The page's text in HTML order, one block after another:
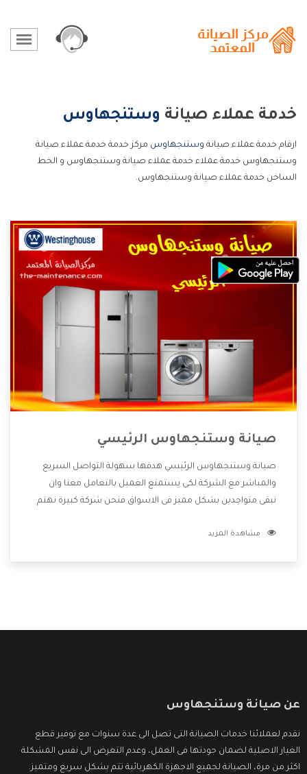
خدمة عملاء صيانة وستنجهاوس
ارقام خدمة عملاء صيانة وستنجهاوس مركز خدمة خدمة عملاء صيانة
وستنجهاوس خدمة عملاء خدمة عملاء صيانة وستنجهاوس و الخط
الساخن خدمة عملاء صيانة وستنجهاوس.
صيانة وستنجهاوس الرئيسي
صيانة وستنجهاوس الرئيسي هدفها سهولة التواصل السريع
والمباشر مع الشركة لكى يستمتع العميل بالتعامل معنا وان
نبقى متواجدين بشكل مميز فى الاسواق فنحن شركة كبيرة نهتم
الشركة بها والتى تكون منها خدمة الصيانة التى تكون من أهم
مشاهدة المزيد
عن صيانة وستنجهاوس
نقدم لعملائنا خدمات الصيانة التى تصل الى عدة سنوات مع توفير قطع
الغيار الاصلية لضمان جودتها فى العمل، وعدم التعرض الى نفس المشكلة
اكثر من مرة، الصيانة لجميع الاجهزة الكهربائية تتم بشكل سريع ومتميز.